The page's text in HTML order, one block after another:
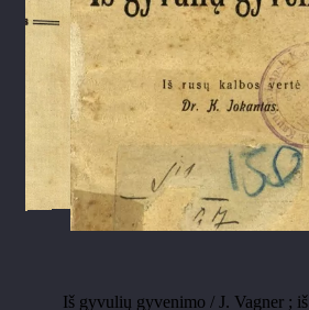
Iš gyvulių gyvenimo / J. Vagner ;